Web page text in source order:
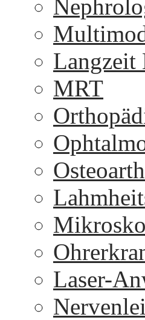
Langzeit
MRT
Laser-